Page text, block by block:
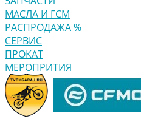
МАСЛА И ГСМ
РАСПРОДАЖА %
СЕРВИС
ПРОКАТ
МЕРОПРИТИЯ